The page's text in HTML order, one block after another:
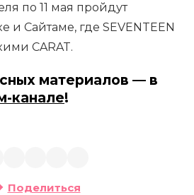
по 11 мая пройдут
и Сайтаме, где SEVENTEEN
CARAT.
материалов — в
канале!
Поделиться